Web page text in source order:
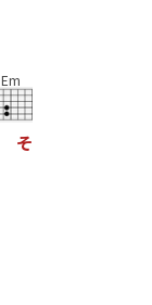
Em
そ